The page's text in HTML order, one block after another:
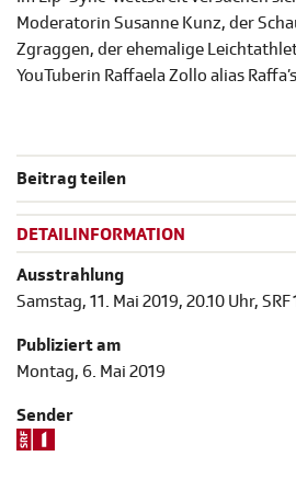
Moderatorin Susanne Kunz, der
Zgraggen, der ehemalige
YouTuberin Raffaela Zollo alias
Beitrag teilen
DETAILINFORMATION
Ausstrahlung
Samstag, 11. Mai 2019, 20.10 Uhr, SRF
Publiziert am
Montag, 6. Mai 2019
Sender